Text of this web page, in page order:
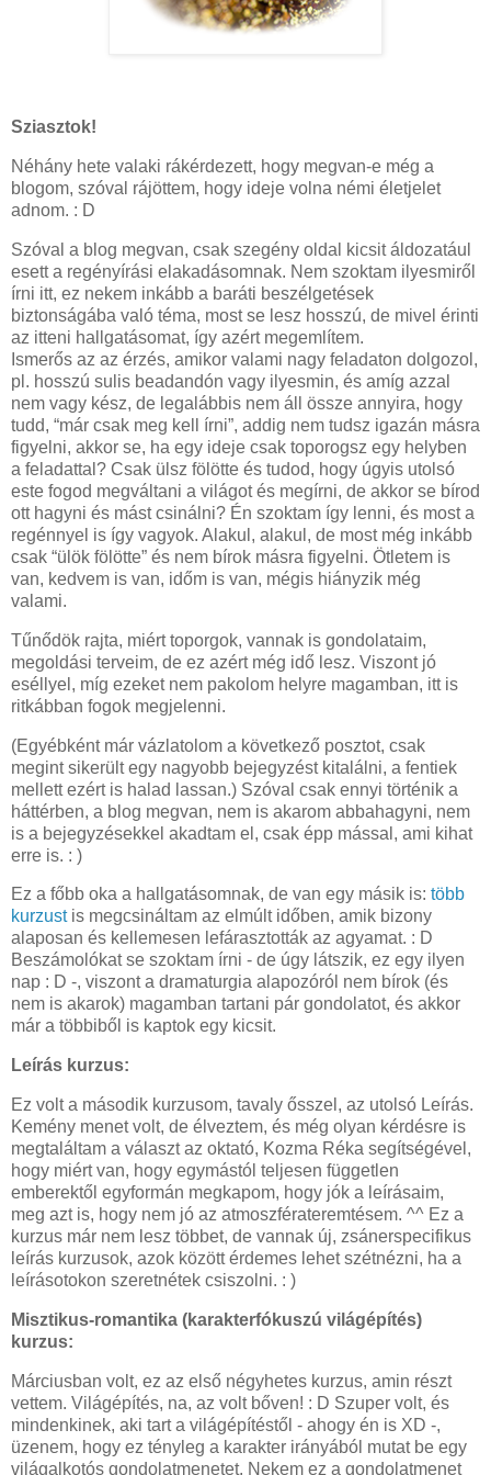
Sziasztok!
Néhány hete valaki rákérdezett, hogy megvan-e még a
blogom, szóval rájöttem, hogy ideje volna némi életjelet
adnom. : D
Szóval a blog megvan, csak szegény oldal kicsit áldozatául
esett a regényírási elakadásomnak. Nem szoktam ilyesmiről
írni itt, ez nekem inkább a baráti beszélgetések
biztonságába való téma, most se lesz hosszú, de mivel érinti
az itteni hallgatásomat, így azért megemlítem.
Ismerős az az érzés, amikor valami nagy feladaton dolgozol,
pl. hosszú sulis beadandón vagy ilyesmin, és amíg azzal
nem vagy kész, de legalábbis nem áll össze annyira, hogy
tudd, “már csak meg kell írni”, addig nem tudsz igazán másra
figyelni, akkor se, ha egy ideje csak toporogsz egy helyben
a feladattal? Csak ülsz fölötte és tudod, hogy úgyis utolsó
este fogod megváltani a világot és megírni, de akkor se bírod
ott hagyni és mást csinálni? Én szoktam így lenni, és most a
regénnyel is így vagyok. Alakul, alakul, de most még inkább
csak “ülök fölötte” és nem bírok másra figyelni. Ötletem is
van, kedvem is van, időm is van, mégis hiányzik még
valami.
Tűnődök rajta, miért toporgok, vannak is gondolataim,
megoldási terveim, de ez azért még idő lesz. Viszont jó
eséllyel, míg ezeket nem pakolom helyre magamban, itt is
ritkábban fogok megjelenni.
(Egyébként már vázlatolom a következő posztot, csak
megint sikerült egy nagyobb bejegyzést kitalálni, a fentiek
mellett ezért is halad lassan.) Szóval csak ennyi történik a
háttérben, a blog megvan, nem is akarom abbahagyni, nem
is a bejegyzésekkel akadtam el, csak épp mással, ami kihat
erre is. : )
Ez a főbb oka a hallgatásomnak, de van egy másik is: több
kurzustis megcsináltam az elmúlt időben, amik bizony
alaposan és kellemesen lefárasztották az agyamat. : D
Beszámolókat se szoktam írni - de úgy látszik, ez egy ilyen
nap : D -, viszont a dramaturgia alapozóról nem bírok (és
nem is akarok) magamban tartani pár gondolatot, és akkor
már a többiből is kaptok egy kicsit.
Leírás kurzus:
Ez volt a második kurzusom, tavaly ősszel, az utolsó Leírás.
Kemény menet volt, de élveztem, és még olyan kérdésre is
megtaláltam a választ az oktató, Kozma Réka segítségével,
hogy miért van, hogy egymástól teljesen független
emberektől egyformán megkapom, hogy jók a leírásaim,
meg azt is, hogy nem jó az atmoszférateremtésem. ^^ Ez a
kurzus már nem lesz többet, de vannak új, zsánerspecifikus
leírás kurzusok, azok között érdemes lehet szétnézni, ha a
leírásotokon szeretnétek csiszolni. : )
Misztikus-romantika (karakterfókuszú világépítés)
kurzus:
Márciusban volt, ez az első négyhetes kurzus, amin részt
vettem. Világépítés, na, az volt bőven! : D Szuper volt, és
mindenkinek, aki tart a világépítéstől - ahogy én is XD -,
üzenem, hogy ez tényleg a karakter irányából mutat be egy
világalkotós gondolatmenetet. Nekem ez a gondolatmenet